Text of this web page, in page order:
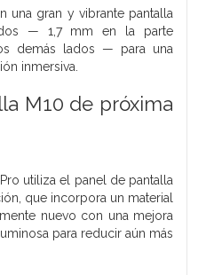
una gran y vibrante pantalla
— 1,7 mm en la parte
demás lados — para una
inmersiva.
M10 de próxima
utiliza el panel de pantalla
que incorpora un material
nuevo con una mejora
para reducir aún más